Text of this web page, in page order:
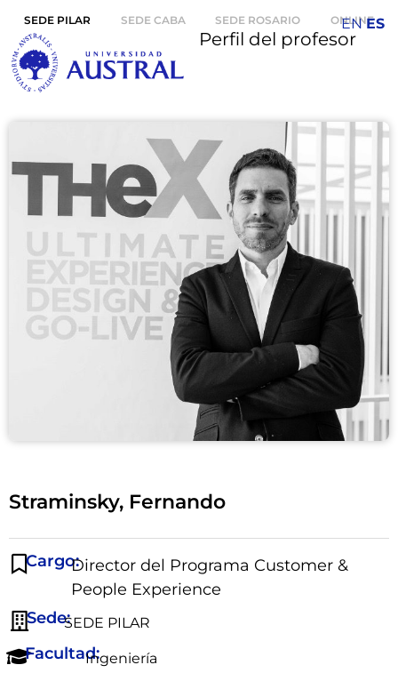
SEDE PILAR SEDE CABA SEDE ROSARIO ONLINE
Perfil del profesor
Straminsky, Fernando
Cargo:Director del Programa Customer &
People Experience
Sede:SEDE PILAR
Facultad:Ingeniería
EN ES